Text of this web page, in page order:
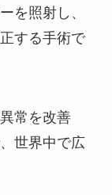
を照射し、
する手術で
常を改善
世界中で広